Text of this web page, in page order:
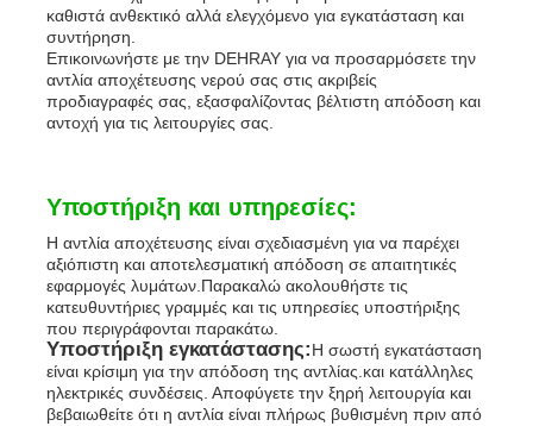
καθιστά ανθεκτικό αλλά ελεγχόμενο για εγκατάσταση και
συντήρηση.
Επικοινωνήστε με την DEHRAY για να προσαρμόσετε την
αντλία αποχέτευσης νερού σας στις ακριβείς
προδιαγραφές σας, εξασφαλίζοντας βέλτιστη απόδοση και
αντοχή για τις λειτουργίες σας.
Υποστήριξη και υπηρεσίες:
Η αντλία αποχέτευσης είναι σχεδιασμένη για να παρέχει
αξιόπιστη και αποτελεσματική απόδοση σε απαιτητικές
εφαρμογές λυμάτων.Παρακαλώ ακολουθήστε τις
κατευθυντήριες γραμμές και τις υπηρεσίες υποστήριξης
που περιγράφονται παρακάτω.
Υποστήριξη εγκατάστασης:Η σωστή εγκατάσταση
είναι κρίσιμη για την απόδοση της αντλίας.και κατάλληλες
ηλεκτρικές συνδέσεις. Αποφύγετε την ξηρή λειτουργία και
βεβαιωθείτε ότι η αντλία είναι πλήρως βυθισμένη πριν από